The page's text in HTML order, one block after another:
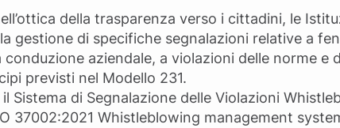
della trasparenza verso i cittadini, le
gestione di specifiche segnalazioni relative a
aziendale, a violazioni delle norme e
previsti nel Modello 231.
Sistema di Segnalazione delle Violazioni
37002:2021 Whistleblowing management